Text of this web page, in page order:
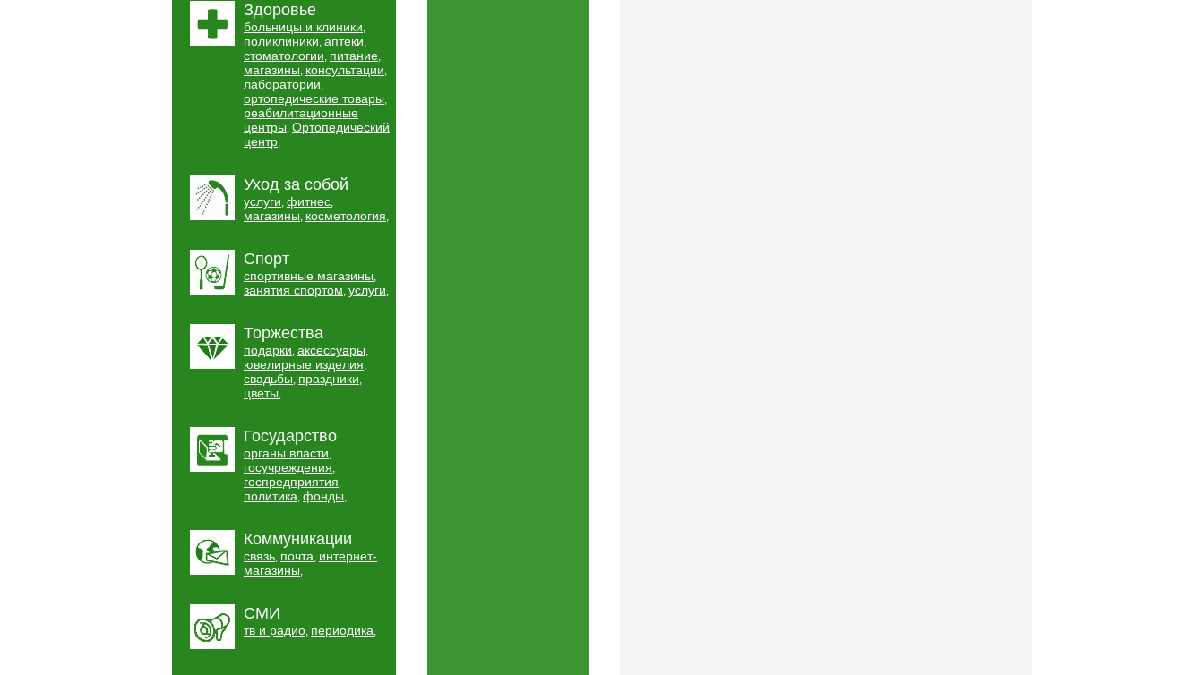
Здоровье
больницы и клиники,
поликлиники, аптеки,
стоматологии, питание,
магазины, консультации,
лаборатории,
ортопедические товары,
реабилитационные
центры, Ортопедический
центр,
Уход за собой
услуги, фитнес,
магазины, косметология,
Спорт
спортивные магазины,
занятия спортом, услуги,
Торжества
подарки, аксессуары,
ювелирные изделия,
свадьбы, праздники,
цветы,
Государство
органы власти,
госучреждения,
госпредприятия,
политика, фонды,
Коммуникации
связь, почта, интернет-
магазины,
СМИ
тв и радио, периодика,